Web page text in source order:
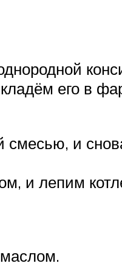
его в
смесью, и
и лепим